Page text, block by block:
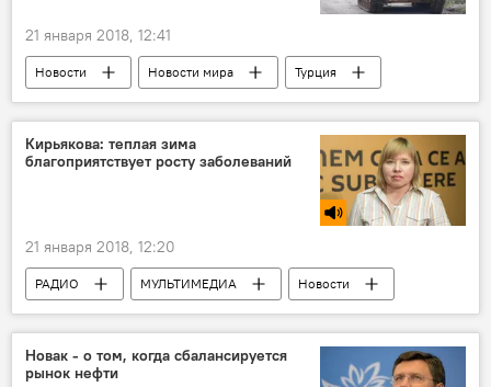
21 января 2018, 12:41
Новости Новости мира
Турция
Африн
операция Войска
Кирьякова: теплая зима
благоприятствует росту заболеваний
21 января 2018, 12:20
РАДИО МУЛЬТИМЕДИА
Новости
Здоровье
ЖИЗНЬ
Новак - о том, когда сбалансируется
рынок нефти